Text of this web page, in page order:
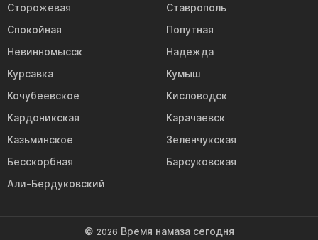
Сторожевая
Ставрополь
Спокойная
Попутная
Невинномысск
Надежда
Курсавка
Кумыш
Кочубеевское
Кисловодск
Кардоникская
Карачаевск
Казьминское
Зеленчукская
Бесскорбная
Барсуковская
Али-Бердуковский
© 2026 Время намаза сегодня